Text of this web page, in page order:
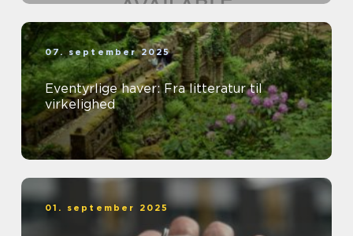
07. september 2025
Eventyrlige haver: Fra litteratur til
virkelighed
01. september 2025